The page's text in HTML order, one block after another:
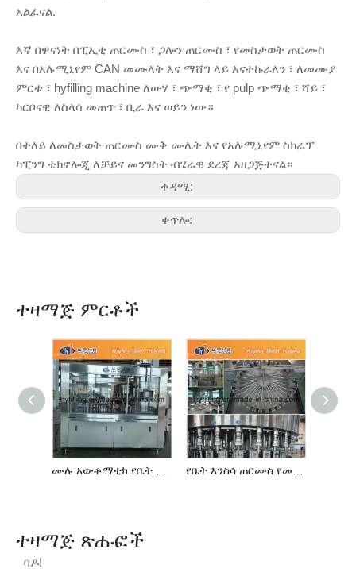
አልፈናል.
እኛ በዋናነት በፒኢቲ ጠርሙስ ፣ ጋሎን ጠርሙስ ፣ የመስታወት ጠርሙስ
እና በአሉሚኒየም CAN መሙላት እና ማሸግ ላይ እናተኩራለን ፣ ለመሙያ
ምርቱ ፣ hyfilling machine ለውሃ ፣ ጭማቂ ፣ የ pulp ጭማቂ ፣ ሻይ ፣
ካርቦናዊ ለስላሳ መጠጥ ፣ ቢራ እና ወይን ነው።
በተለይ ለመስታወት ጠርሙስ ሙቅ ሙሌት እና የአሉሚኒየም ስክራፕ
ካፒንግ ቴክኖሎጂ ለቻይና መንግስት ብሄራዊ ደረጃ አዘጋጅተናል።
ቀዳሚ:
ቀጥሎ:
ተዛማጅ ምርቶች
ተዛማጅ ጽሑፎች
ባዶ!